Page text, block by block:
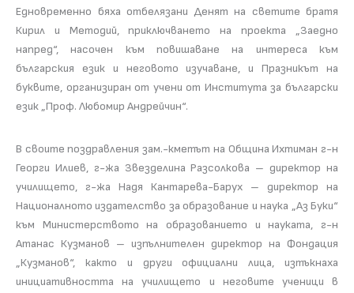
Едновременно бяха отбелязани Денят на светите братя
Кирил и Методий, приключването на проекта „Заедно
напред“, насочен към повишаване на интереса към
българския език и неговото изучаване, и Празникът на
буквите, организиран от учени от Института за български
език „Проф. Любомир Андрейчин“.
В своите поздравления зам.-кметът на Община Ихтиман г-н
Георги Илиев, г-жа Звезделина Разсолкова – директор на
училището, г-жа Надя Кантарева-Барух – директор на
Националното издателство за образование и наука „Аз Буки“
към Министерството на образованието и науката, г-н
Атанас Кузманов – изпълнителен директор на Фондация
„Кузманов“, както и други официални лица, изтъкнаха
инициативността на училището и неговите ученици в